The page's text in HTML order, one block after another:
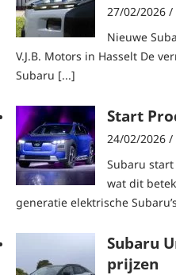
27/02/2026 /
Nieuwe
V.J.B. Motors in Hasselt De
Subaru [...]
Start
24/02/2026 /
Subaru start
wat dit
generatie elektrische
Subaru
prijzen